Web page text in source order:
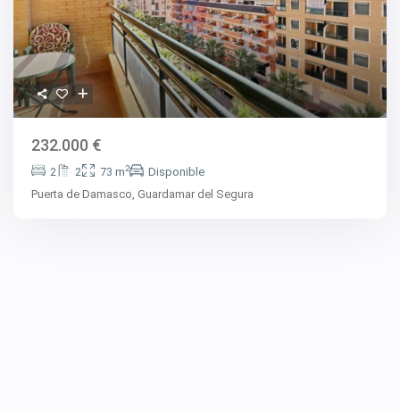
232.000 €
2 2 73 m2
Disponible
Puerta de Damasco,Guardamar del Segura